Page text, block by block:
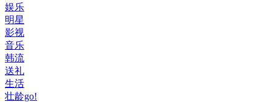
娱乐
明星
影视
音乐
韩流
送礼
生活
壮龄go!